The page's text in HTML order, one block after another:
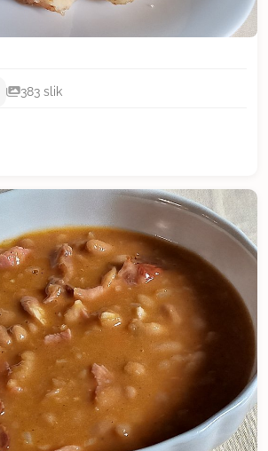
383 slik